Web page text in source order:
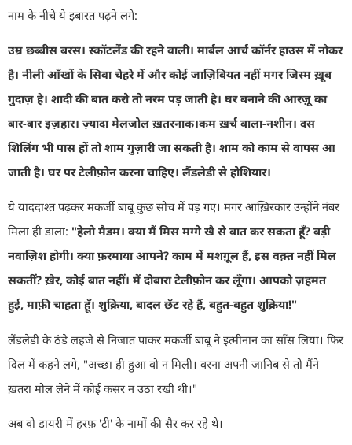
नाम के नीचे ये इबारत पढ़ने लगे:
उम्र छब्बीस बरस। स्कॉटलैंड की रहने वाली। मार्बल आर्च कॉर्नर हाउस में नौकर
है। नीली आँखों के सिवा चेहरे में और कोई जाज़िबियत नहीं मगर जिस्म ख़ूब
गुदाज़ है। शादी की बात करो तो नरम पड़ जाती है। घर बनाने की आरज़ू का
बार-बार इज़हार। ज़्यादा मेलजोल ख़तरनाक।कम ख़र्च बाला-नशीन। दस
शिलिंग भी पास हों तो शाम गुज़ारी जा सकती है। शाम को काम से वापस आ
जाती है। घर पर टेलीफ़ोन करना चाहिए। लैंडलेडी से होशियार।
ये याददाश्त पढ़कर मकर्जी बाबू कुछ सोच में पड़ गए। मगर आख़िरकार उन्होंने नंबर
मिला ही डाला: "हेलो मैडम। क्या मैं मिस मग्गे खै से बात कर सकता हूँ? बड़ी
नवाज़िश होगी। क्या फ़रमाया आपने? काम में मशग़ूल हैं, इस वक़्त नहीं मिल
सकतीं? ख़ैर, कोई बात नहीं। मैं दोबारा टेलीफ़ोन कर लूँगा। आपको ज़हमत
हुई, माफ़ी चाहता हूँ। शुक्रिया, बादल छँट रहे हैं, बहुत-बहुत शुक्रिया!"
लैंडलेडी के ठंडे लहजे से निजात पाकर मकर्जी बाबू ने इत्मीनान का साँस लिया। फिर
दिल में कहने लगे, "अच्छा ही हुआ वो न मिली। वरना अपनी जानिब से तो मैंने
ख़तरा मोल लेने में कोई कसर न उठा रखी थी।"
अब वो डायरी में हरफ़ 'टी' के नामों की सैर कर रहे थे।